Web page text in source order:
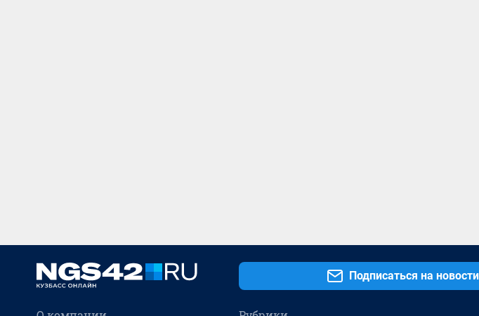
Подписаться на новости